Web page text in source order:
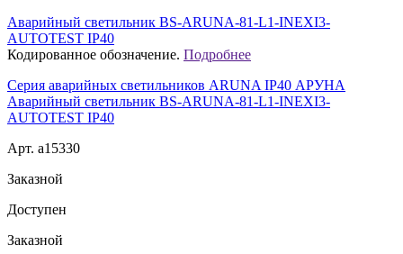
Аварийный светильник BS-ARUNA-81-L1-INEXI3-
AUTOTEST IP40
Кодированное обозначение. Подробнее
Серия аварийных светильников ARUNA IP40 АРУНА
Аварийный светильник BS-ARUNA-81-L1-INEXI3-
AUTOTEST IP40
Арт. a15330
Заказной
Доступен
Заказной